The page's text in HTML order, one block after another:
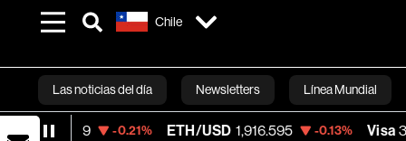
Chile
Las noticias del día Newsletters Línea Mundial
Bloomberg
ETH/USD 1,916.595 -0.13% Visa 362.50 -